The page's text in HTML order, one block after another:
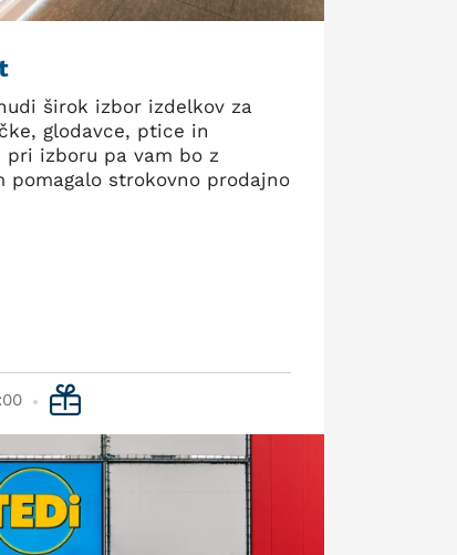
širok izbor izdelkov za
glodavce, ptice in
pri izboru pa vam bo z
pomagalo strokovno prodajno